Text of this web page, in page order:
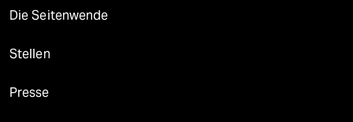
Die Seitenwende
Stellen
Presse